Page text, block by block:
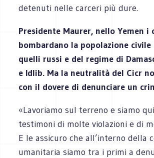
detenuti nelle carceri più dure.
Presidente Maurer, nello Yemen i
bombardano la popolazione civile
quelli russi e del regime di
e Idlib. Ma la neutralità del Cicr
con il dovere di denunciare un
«Lavoriamo sul terreno e siamo
testimoni di molte violazioni e di
E le assicuro che all’interno della
umanitaria siamo tra i primi a